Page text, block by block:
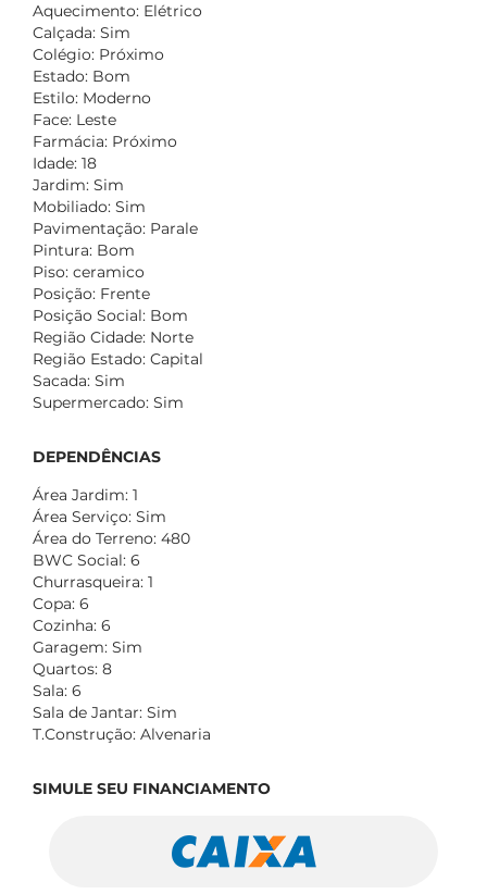
Aquecimento: Elétrico
Calçada: Sim
Colégio: Próximo
Estado: Bom
Estilo: Moderno
Face: Leste
Farmácia: Próximo
Idade: 18
Jardim: Sim
Mobiliado: Sim
Pavimentação: Parale
Pintura: Bom
Piso: ceramico
Posição: Frente
Posição Social: Bom
Região Cidade: Norte
Região Estado: Capital
Sacada: Sim
Supermercado: Sim
DEPENDÊNCIAS
Área Jardim: 1
Área Serviço: Sim
Área do Terreno: 480
BWC Social: 6
Churrasqueira: 1
Copa: 6
Cozinha: 6
Garagem: Sim
Quartos: 8
Sala: 6
Sala de Jantar: Sim
T.Construção: Alvenaria
SIMULE SEU FINANCIAMENTO